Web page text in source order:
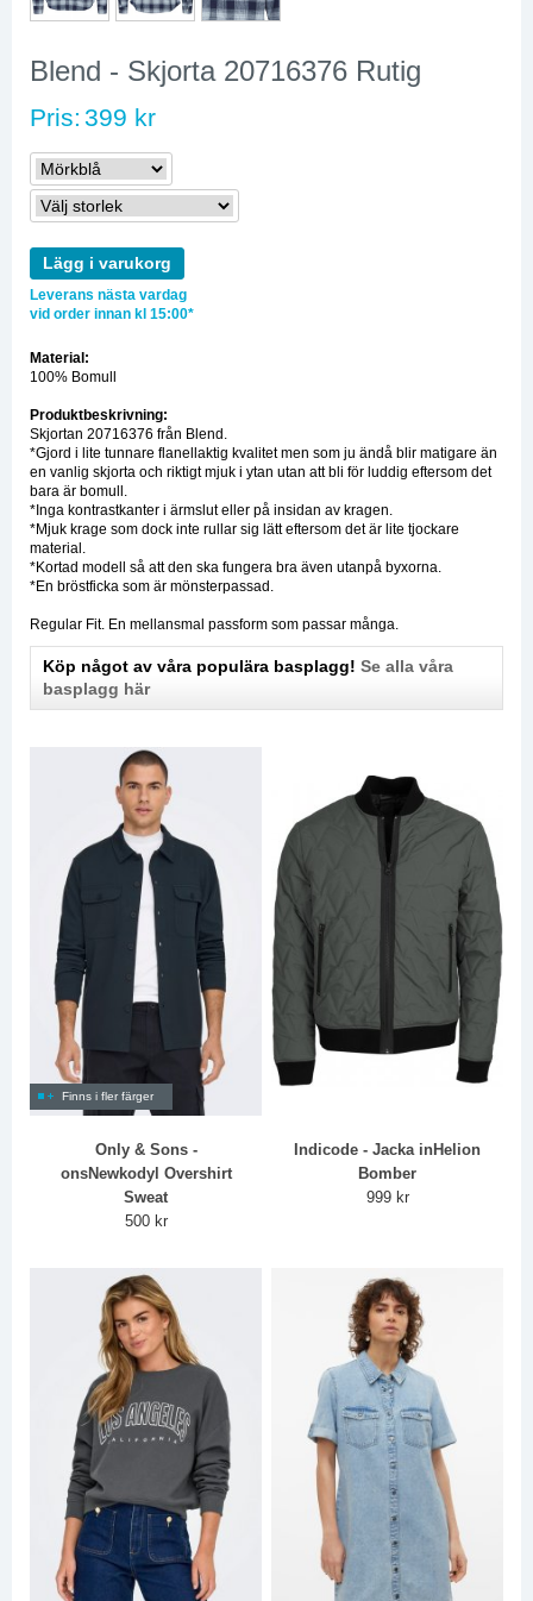
Blend - Skjorta 20716376 Rutig
Pris: 399 kr
Lägg i varukorg
Leverans nästa vardag
vid order innan kl 15:00*
Material:
100% Bomull
Produktbeskrivning:
Skjortan 20716376 från Blend.
*Gjord i lite tunnare flanellaktig kvalitet men som ju ändå blir matigare än
en vanlig skjorta och riktigt mjuk i ytan utan att bli för luddig eftersom det
bara är bomull.
*Inga kontrastkanter i ärmslut eller på insidan av kragen.
*Mjuk krage som dock inte rullar sig lätt eftersom det är lite tjockare
material.
*Kortad modell så att den ska fungera bra även utanpå byxorna.
*En bröstficka som är mönsterpassad.
Regular Fit. En mellansmal passform som passar många.
Köp något av våra populära basplagg! Se alla våra
basplagg här
Finns i fler färger
Only & Sons -
onsNewkodyl Overshirt
Sweat
500 kr
Indicode - Jacka inHelion
Bomber
999 kr